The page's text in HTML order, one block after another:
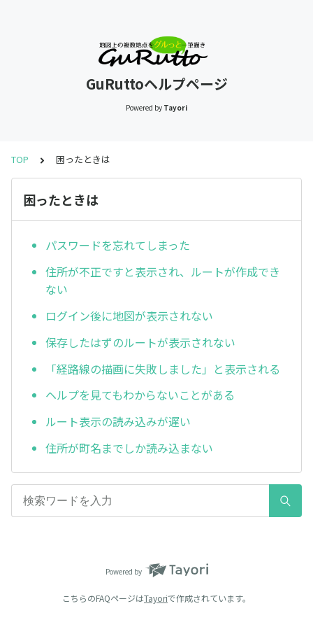
GuRuttoヘルプページ
Powered by Tayori
TOP 困ったときは
困ったときは
パスワードを忘れてしまった
住所が不正ですと表示され、ルートが作成でき
ない
ログイン後に地図が表示されない
保存したはずのルートが表示されない
「経路線の描画に失敗しました」と表示される
ヘルプを見てもわからないことがある
ルート表示の読み込みが遅い
住所が町名までしか読み込まない
Powered by
こちらのFAQページはTayoriで作成されています。